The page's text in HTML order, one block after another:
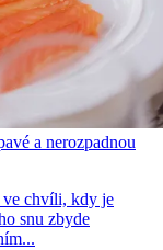
a nerozpadnou
ve chvíli, kdy je
snu zbyde